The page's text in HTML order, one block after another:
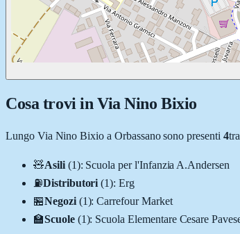
Cosa trovi in Via Nino Bixio
Lungo Via Nino Bixio a Orbassanosono presenti 4
🧸Asili (1): Scuola per l'Infanzia A.Andersen
⛽Distributori (1):Erg
🏪Negozi (1):Carrefour Market
🏫Scuole (1): Scuola Elementare Cesare